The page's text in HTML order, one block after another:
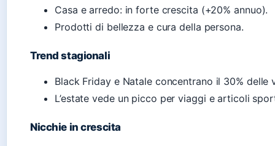
Casa e arredo: in forte crescita (+20% annuo).
Prodotti di bellezza e cura della persona.
Trend stagionali
Black Friday e Natale concentrano il 30% delle
L’estate vede un picco per viaggi e articoli
Nicchie in crescita